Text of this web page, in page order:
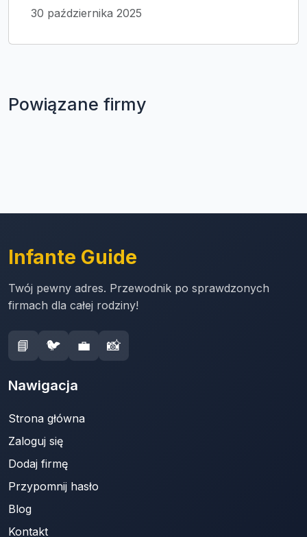
30 października 2025
Powiązane firmy
Infante Guide
Twój pewny adres. Przewodnik po sprawdzonych
firmach dla całej rodziny!
📘 🐦 💼 📸
Nawigacja
Strona główna
Zaloguj się
Dodaj firmę
Przypomnij hasło
Blog
Kontakt